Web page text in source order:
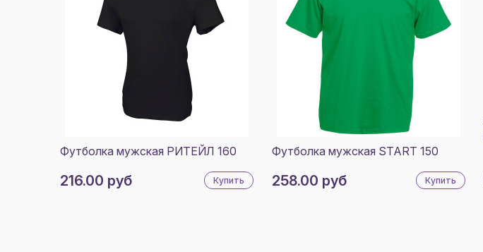
Футболка мужская РИТЕЙЛ 160
216.00 руб Купить
Футболка мужская START 150
258.00 руб Купить